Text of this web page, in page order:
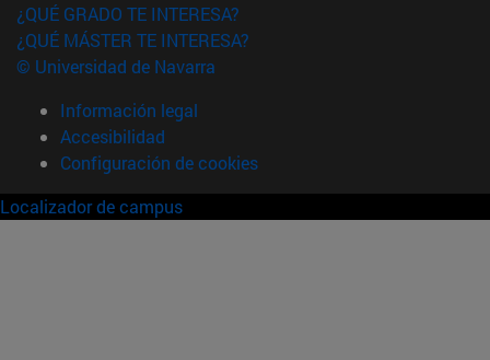
¿QUÉ GRADO TE INTERESA?
¿QUÉ MÁSTER TE INTERESA?
© Universidad de Navarra
Información legal
Accesibilidad
Configuración de cookies
Localizador de campus